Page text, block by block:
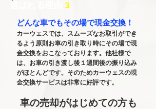
3
​どんな車でもその場で現金交換！
カーウェスでは、スムーズなお取引ができ
るよう原則お車の引き取り時にその場で現
金交換をおこなっております。他社様で
は、お車の引き渡し後１週間後の振り込み
がほとんどです。そのためカーウェスの現
金交換サービスは非常に好評です。
車の売却がはじめての方も